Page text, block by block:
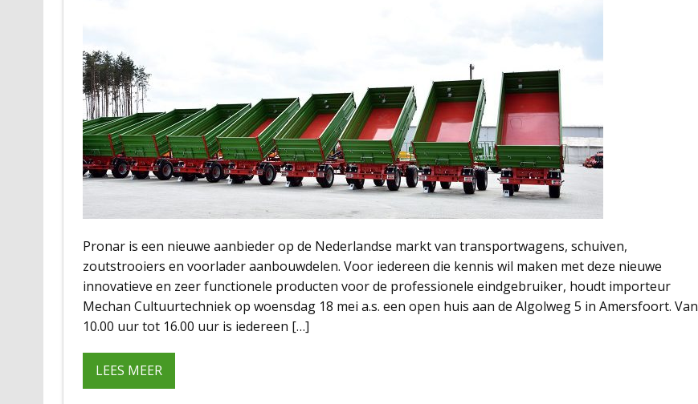
Pronar is een nieuwe aanbieder op de Nederlandse markt van transportwagens, schuiven,
zoutstrooiers en voorlader aanbouwdelen. Voor iedereen die kennis wil maken met deze nieuwe
innovatieve en zeer functionele producten voor de professionele eindgebruiker, houdt importeur
Mechan Cultuurtechniek op woensdag 18 mei a.s. een open huis aan de Algolweg 5 in Amersfoort. Van
10.00 uur tot 16.00 uur is iedereen […]
LEES MEER